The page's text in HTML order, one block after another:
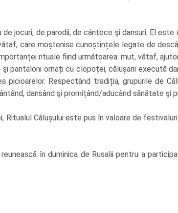
de jocuri, de parodii, de cântece şi dansuri. El
care moștenise cunoștințele legate de
rituale fiind următoarea: mut, vătaf,
pantaloni ornați cu clopoței, călușarii execută
picioarelor. Respectând tradiția, grupurile de
dansând şi promițând/aducând sănătate şi
Ritualul Călușului este pus în valoare de
în duminica de Rusalii pentru a